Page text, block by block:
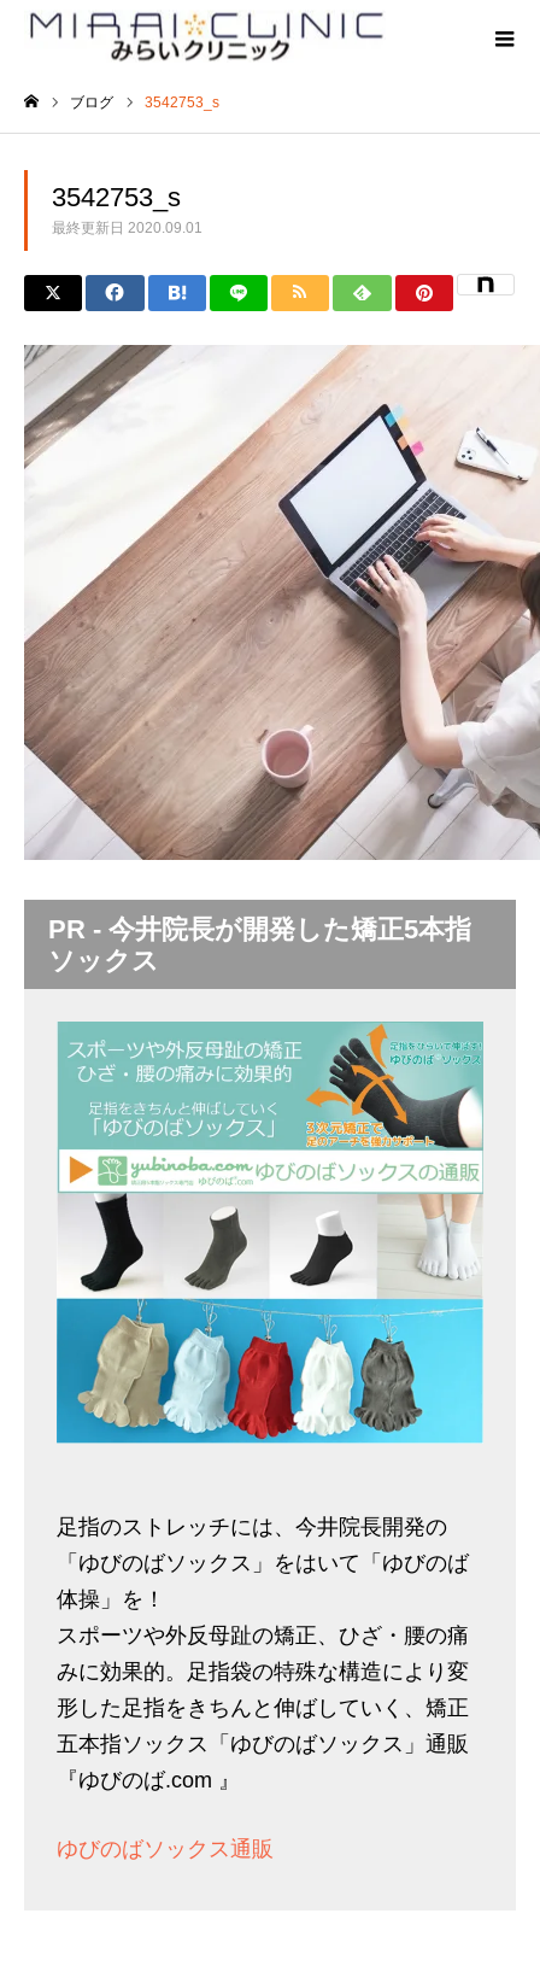
ブログ 3542753_s
3542753_s
最終更新日 2020.09.01
PR - 今井院長が開発した矯正5本指
ソックス
足指のストレッチには、今井院長開発の
「ゆびのばソックス」をはいて「ゆびのば
体操」を！
スポーツや外反母趾の矯正、ひざ・腰の痛
みに効果的。足指袋の特殊な構造により変
形した足指をきちんと伸ばしていく、矯正
五本指ソックス「ゆびのばソックス」通販
『ゆびのば.com 』
ゆびのばソックス通販